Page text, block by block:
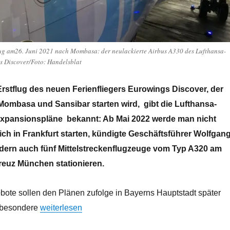
am26. Juni 2021 nach Mombasa: der neulackierte Airbus A330 des Lufthansa-
Discover/Foto: Handelsblat
des neuen Ferienfliegers Eurowings Discover, der
und Sansibar starten wird, gibt die Lufthansa-
bekannt: Ab Mai 2022 werde man nicht
in Frankfurt starten, kündigte Geschäftsführer Wolfgang
auch fünf Mittelstreckenflugzeuge vom Typ A320 am
München stationieren.
sollen den Plänen zufolge in Bayerns Hauptstadt später
„Expansionspläne beim LH-Ferienflieger Eurowings
weiterlesen